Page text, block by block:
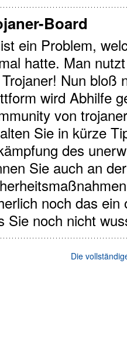
Board
ein Problem,
hatte. Man
Nun bloß
wird Abhilfe
von
Sie in kürze
des
Sie auch an
noch das
Sie noch nicht
Die